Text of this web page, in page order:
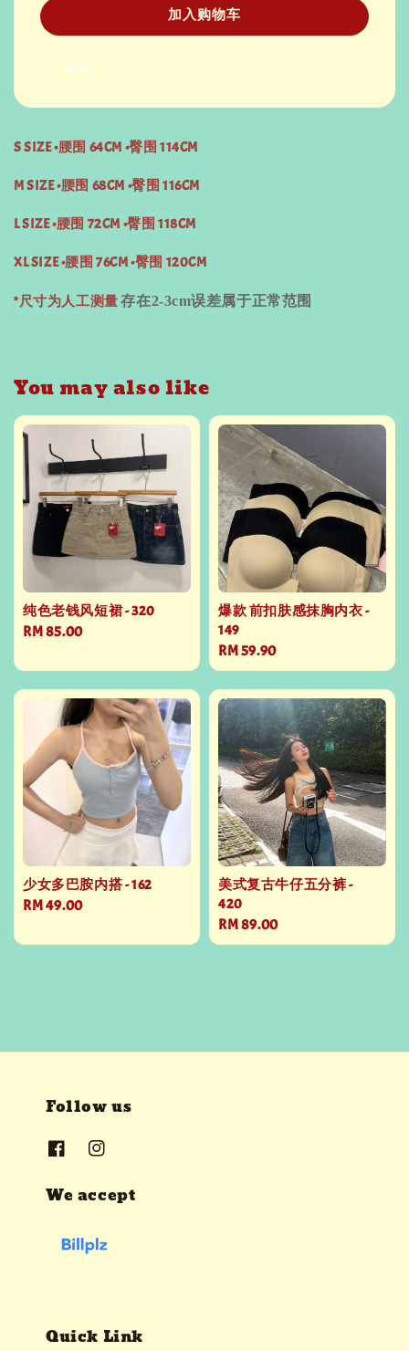
加入购物车
分享
S SIZE •腰围 64CM •臀围 114CM
M SIZE •腰围 68CM •臀围 116CM
L SIZE •腰围 72CM •臀围 118CM
XL SIZE •腰围 76CM •臀围 120CM
*尺寸为人工测量存在2-3cm误差属于正常范围
You may also like
纯色老钱风短裙 - 320
Regular
RM 85.00
爆款 前扣肤感抹胸内衣 -
149
Regular
price
RM 59.90
少女多巴胺内搭 - 162
Regular
RM 49.00
美式复古牛仔五分裤 -
420
Regular
price
RM 89.00
Follow us
We accept
Quick Link